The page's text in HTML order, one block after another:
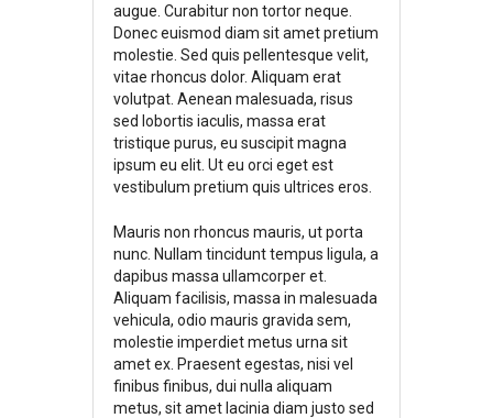
augue. Curabitur non tortor neque.
Donec euismod diam sit amet pretium
molestie. Sed quis pellentesque velit,
vitae rhoncus dolor. Aliquam erat
volutpat. Aenean malesuada, risus
sed lobortis iaculis, massa erat
tristique purus, eu suscipit magna
ipsum eu elit. Ut eu orci eget est
vestibulum pretium quis ultrices eros.
Mauris non rhoncus mauris, ut porta
nunc. Nullam tincidunt tempus ligula, a
dapibus massa ullamcorper et.
Aliquam facilisis, massa in malesuada
vehicula, odio mauris gravida sem,
molestie imperdiet metus urna sit
amet ex. Praesent egestas, nisi vel
finibus finibus, dui nulla aliquam
metus, sit amet lacinia diam justo sed